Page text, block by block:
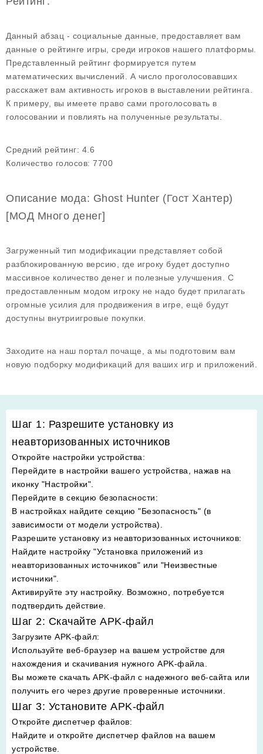
Данный абзац - социальные данные, предоставляет вам
данные о рейтинге игры, среди игроков нашего платформы.
Представленный рейтинг формируется путем
математических вычислений. А число проголосовавших
расскажет вам активность игроков в выставлении рейтинга.
К примеру, вы имеете право сами проголосовать в
голосовании и повлиять на полученные результаты.
Средний рейтинг: 4.6
Количество голосов: 7700
Описание мода: Ghost Hunter (Гост Хантер)
[МОД Много денег]
Загруженный тип модификации представляет собой
разблокированную версию, где игроку будет доступно
массивное количество денег и полезные улучшения. С
предоставленным модом игроку не надо будет прилагать
огромные усилия для продвижения в игре, ещё будут
доступны внутриигровые покупки.
Заходите на наш портал почаще, а мы подготовим вам
новую подборку модификаций для ваших игр и приложений.
Шаг 1: Разрешите установку из
неавторизованных источников
Откройте настройки устройства:
Перейдите в настройки вашего устройства, нажав на
иконку "Настройки".
Перейдите в секцию безопасности:
В настройках найдите секцию "Безопасность" (в
зависимости от модели устройства).
Разрешите установку из неавторизованных источников:
Найдите настройку "Установка приложений из
неавторизованных источников" или "Неизвестные
источники".
Активируйте эту настройку. Возможно, потребуется
подтвердить действие.
Шаг 2: Скачайте APK-файл
Загрузите APK-файл:
Используйте веб-браузер на вашем устройстве для
нахождения и скачивания нужного APK-файла.
Вы можете скачать APK-файл с надежного веб-сайта или
получить его через другие проверенные источники.
Шаг 3: Установите APK-файл
Откройте диспетчер файлов:
Найдите и откройте диспетчер файлов на вашем
устройстве.